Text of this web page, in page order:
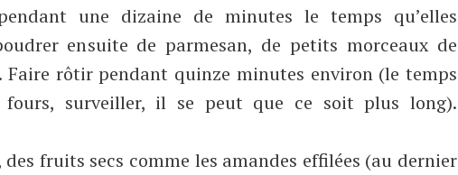
une dizaine de minutes le temps qu’elles
ensuite de parmesan, de petits morceaux de
rôtir pendant quinze minutes environ (le temps
fours, surveiller, il se peut que ce soit plus long).
fruits secs comme les amandes effilées (au dernier